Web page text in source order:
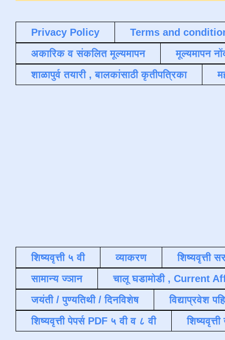
Privacy Policy
Terms and
अकारिक व संकलित मूल्यमापन
मूल्यमापन
शाळापुर्व तयारी , बालकांसाठी कृतीपत्रिका
शिष्यवृत्ती ५ वी व्याकरण
शिष्यवृत्ती
सामान्य ज्ञान
चालू घडामोडी , Current
जयंती / पुण्यतिथी / दिनविशेष
विद्याप्रवेश
शिष्यवृत्ती पेपर्स PDF ५ वी व ८ वी